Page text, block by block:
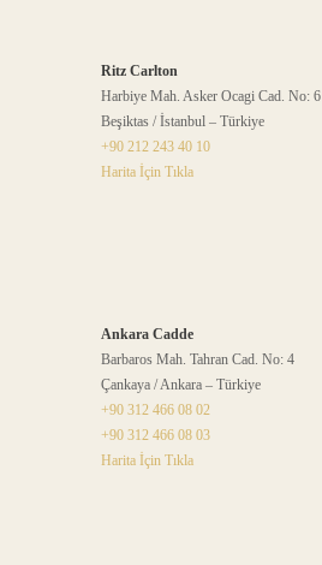
Ritz Carlton
Harbiye Mah. Asker Ocagi Cad. No: 6
Beşiktas / İstanbul – Türkiye
+90 212 243 40 10
Harita İçin Tıkla
Ankara Cadde
Barbaros Mah. Tahran Cad. No: 4
Çankaya / Ankara – Türkiye
+90 312 466 08 02
+90 312 466 08 03
Harita İçin Tıkla